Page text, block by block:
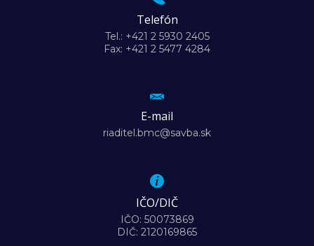
Telefón
Tel.: +421 2 5930 2405
Fax: +421 2 5477 4284
E-mail
riaditel.bmc@savba.sk
IČO/DIČ
IČO: 50073869
DIČ: 2120169865